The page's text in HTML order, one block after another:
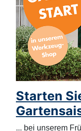
Starten
... bei unserem